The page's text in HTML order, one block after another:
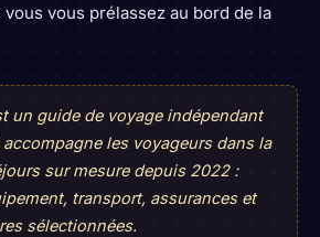
vous prélassez au bord de la
un guide de voyage indépendant
les voyageurs dans la
sur mesure depuis 2022 :
transport, assurances et
sélectionnées.